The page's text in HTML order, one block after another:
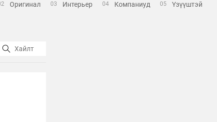
Оригинал Интерьер Компаниуд Үзүүштэй